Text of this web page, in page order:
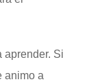
aprender. Si
animo a